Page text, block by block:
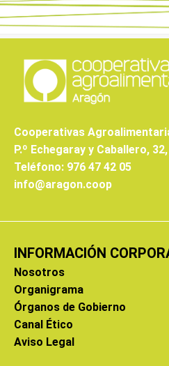
Cooperativas
P.º Echegaray y Caballero,
Teléfono: 976 47 42 05
info@aragon.coop
INFORMACIÓN
Nosotros
Organigrama
Órganos de Gobierno
Canal Ético
Aviso Legal